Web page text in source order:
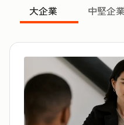
大企業 中堅企業